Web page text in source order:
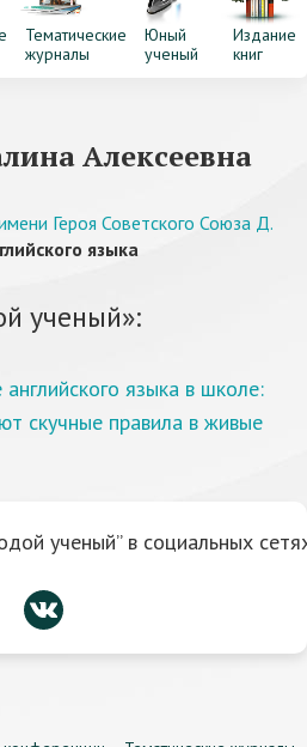
Тематические
журналы
Юный
ученый
Издание
книг
Алексеевна
Героя Советского Союза Д.
языка
ученый»:
языка в школе:
скучные правила в живые
ученый” в социальных